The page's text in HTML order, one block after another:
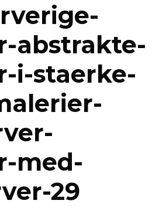
abstrakte-
i-staerke-
med-
29